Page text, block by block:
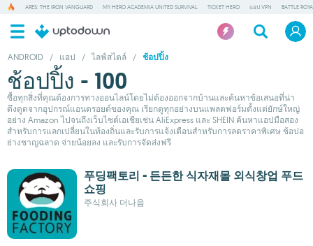
ARES: THE IRON VANGUARD MY HERO ACADEMIA UNITED SURVIVAL TICKET HERO แอป VPN BATTLE
ANDROID / แอป / ไลฟ์สไตล์ / ช้อปปิ้ง
ช้อปปิ้ง - 100
ซื้อทุกสิ่งที่คุณต้องการทางออนไลน์โดยไม่ต้องออกจากบ้านและค้นหาข้อเสนอที่น่า
ดึงดูดจากอุปกรณ์แอนดรอยด์ของคุณ เรียกดูทุกอย่างบนแพลตฟอร์มตั้งแต่ยักษ์ใหญ่
อย่าง Amazon ไปจนถึงเว็บไซต์เอเชียเช่น AliExpress และ SHEIN ค้นหาแอปมือสอง
สำหรับการแลกเปลี่ยนในท้องถิ่นและรับการแจ้งเตือนสำหรับการลดราคาพิเศษ ช้อปอ
ย่างชาญฉลาด จ่ายน้อยลง และรับการจัดส่งฟรี
푸딩팩토리 - 든든한 식자재몰 외식창업 푸드
쇼핑
주식회사 더나음